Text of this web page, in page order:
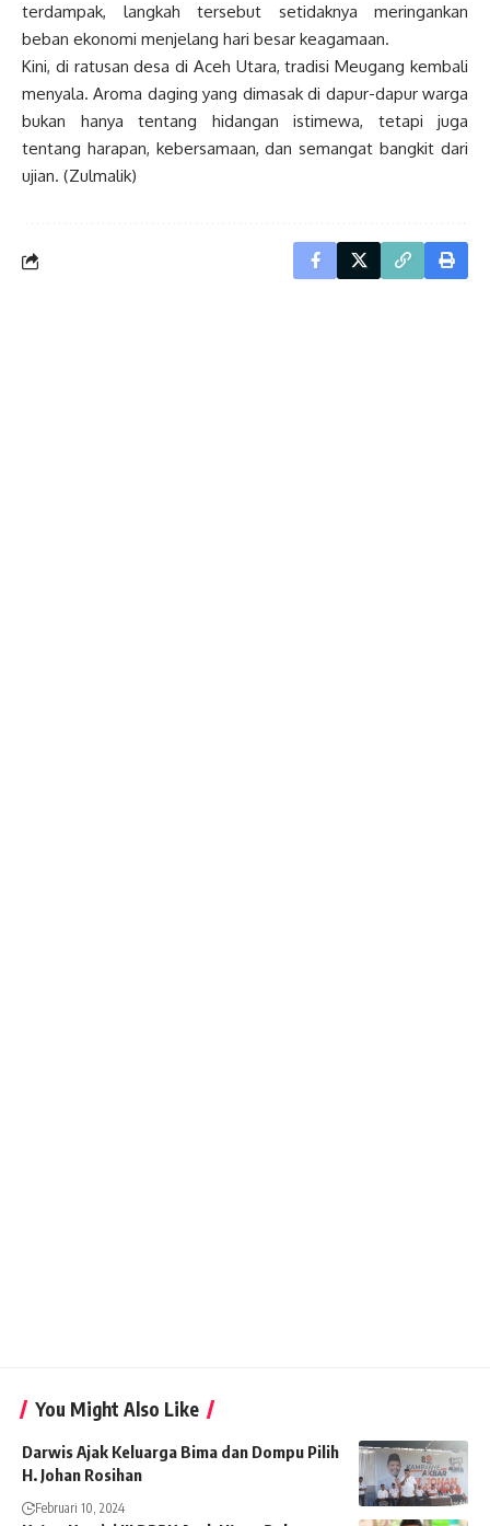
terdampak, langkah tersebut setidaknya meringankan
beban ekonomi menjelang hari besar keagamaan.
Kini, di ratusan desa di Aceh Utara, tradisi Meugang kembali
menyala. Aroma daging yang dimasak di dapur-dapur warga
bukan hanya tentang hidangan istimewa, tetapi juga
tentang harapan, kebersamaan, dan semangat bangkit dari
ujian. (Zulmalik)
You Might Also Like
Darwis Ajak Keluarga Bima dan Dompu Pilih
H. Johan Rosihan
Februari 10, 2024